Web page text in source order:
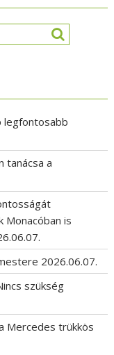
legfontosabb
tanácsa a
Monacóban is
2026.06.07.
szükség
Mercedes trükkös